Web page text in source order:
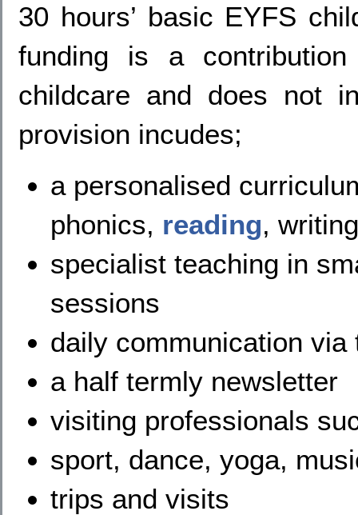
30 hours’ basic EYFS
funding is a
childcare and does not
provision incudes;
a personalised
phonics, reading,
specialist teaching in
sessions
daily communication via
a half termly newsletter
visiting professionals
sport, dance, yoga,
trips and visits